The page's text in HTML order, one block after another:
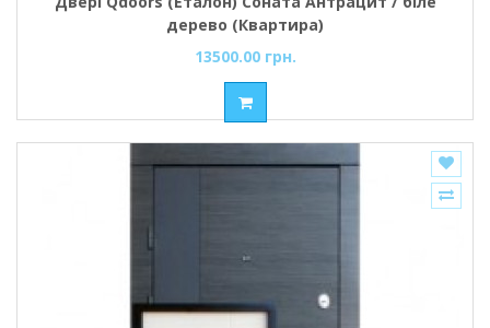
дерево (Квартира)
13500.00 грн.